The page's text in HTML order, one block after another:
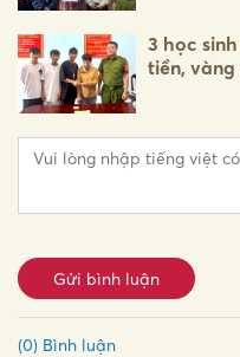
3 học
tiền,
Gửi bình luận
(0) Bình luận